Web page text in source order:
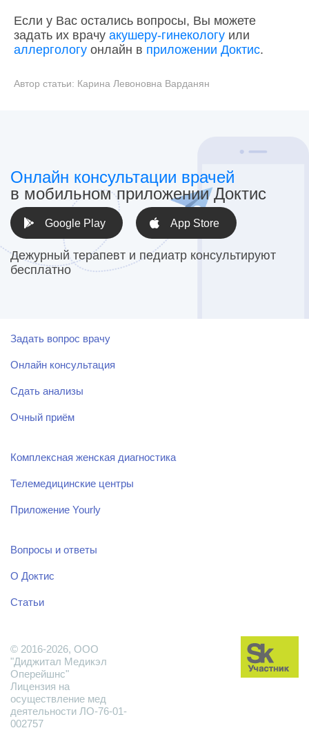
Если у Вас остались вопросы, Вы можете
задать их врачу акушеру-гинекологу или
аллергологу онлайн в приложении Доктис.
Автор статьи: Карина Левоновна Варданян
Онлайн консультации врачей
в мобильном приложении Доктис
Google Play App Store
Дежурный терапевт и педиатр консультируют
бесплатно
Задать вопрос врачу
Онлайн консультация
Сдать анализы
Очный приём
Комплексная женская диагностика
Телемедицинские центры
Приложение Yourly
Вопросы и ответы
О Доктис
Статьи
© 2016-2026, ООО
"Диджитал Медикэл
Оперейшнс"
Лицензия на
осуществление мед
деятельности ЛО-76-01-
002757